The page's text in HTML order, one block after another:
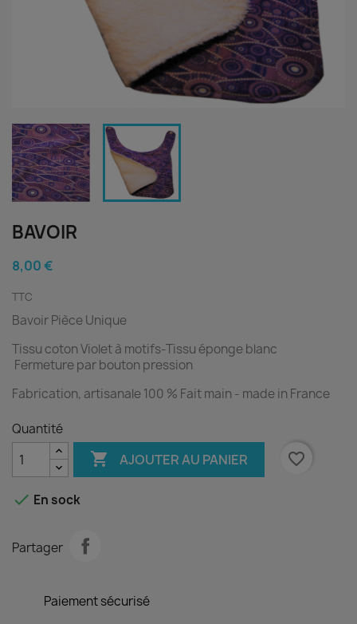
BAVOIR
8,00 €
TTC
Bavoir Pièce Unique
Tissu coton Violet à motifs-Tissu éponge blanc
Fermeture par bouton pression
Fabrication, artisanale 100 % Fait main - made in France
Quantité
 AJOUTER AU PANIER favorite_border
 En sock
Partager
Paiement sécurisé